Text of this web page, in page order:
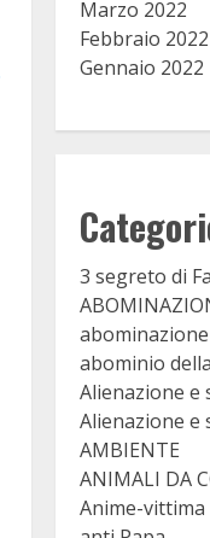
Marzo 2022
Febbraio 2022
Gennaio 2022
3 segreto di
abominio
Alienazione e
Alienazione e
AMBIENTE
ANIMALI DA
Anime-vittima